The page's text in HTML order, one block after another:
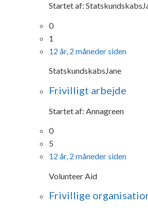
Startet af:
0
1
12 år, 2 måneder siden
StatskundskabsJane
Frivilligt arbejde
Startet af: Annagreen
0
5
12 år, 2 måneder siden
Volunteer Aid
Frivillige